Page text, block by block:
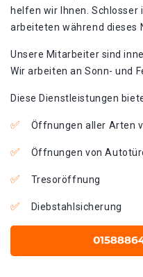
helfen wir Ihnen. Schlosser
arbeiteten während dieses
Unsere Mitarbeiter sind
Wir arbeiten an Sonn- und
Diese Dienstleistungen
Öffnungen aller Arten
Öffnungen von
Tresoröffnung
Diebstahlsicherung